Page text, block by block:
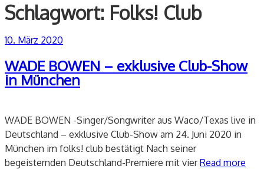
Schlagwort: Folks! Club
Veröffentlicht
10. März 2020
WADE BOWEN – exklusive Club-Show
in München
WADE BOWEN -Singer/Songwriter aus Waco/Texas live in
Deutschland – exklusive Club-Show am 24. Juni 2020 in
München im folks! club bestätigt Nach seiner
begeisternden Deutschland-Premiere mit vierRead more